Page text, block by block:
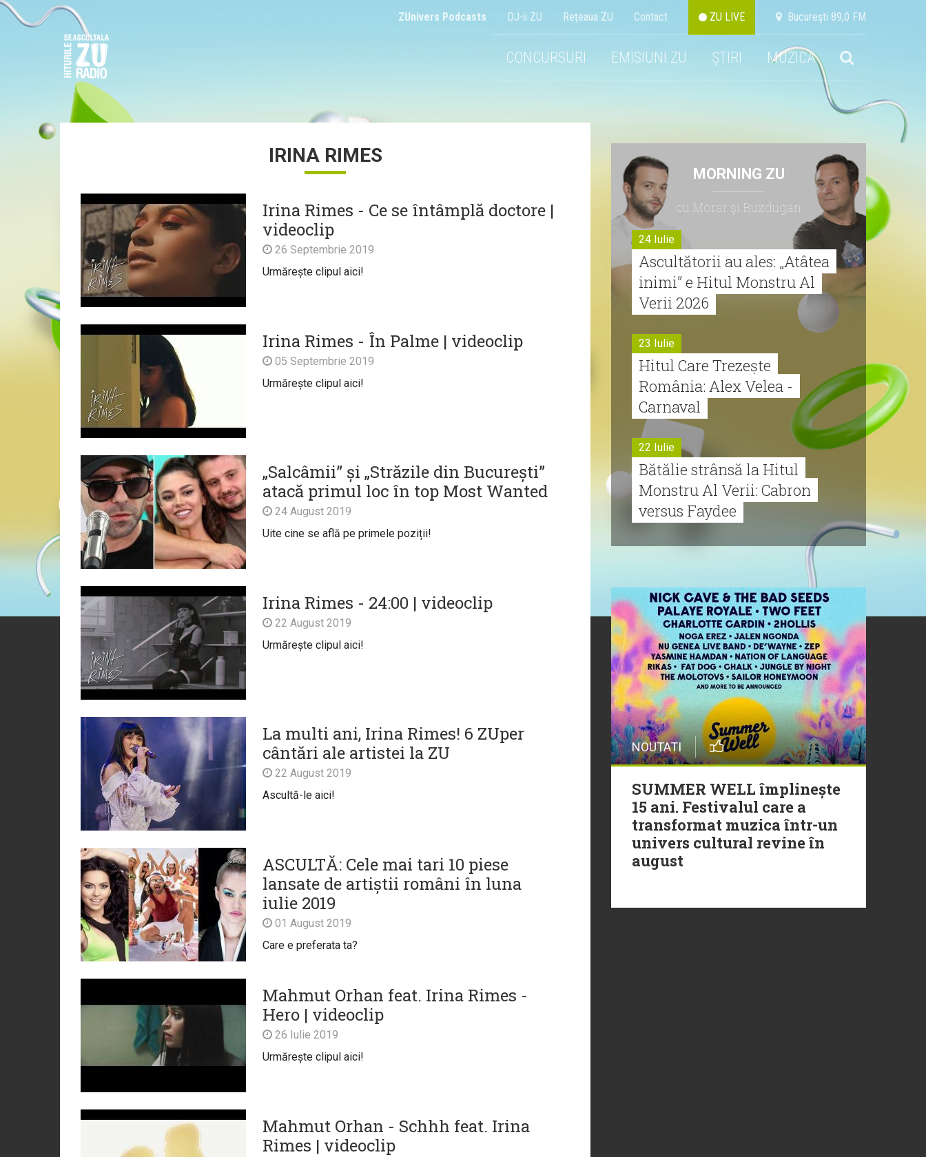
ZUnivers Podcasts DJ-ii ZU Reţeaua ZU Contact ZU LIVE Bucureşti 89,0 FM
CONCURSURI EMISIUNI ZU ȘTIRI MUZICA
IRINA RIMES
Irina Rimes - Ce se întâmplă doctore |
videoclip
26 Septembrie 2019
Urmărește clipul aici!
Irina Rimes - În Palme | videoclip
05 Septembrie 2019
Urmărește clipul aici!
„Salcâmii” și „Străzile din București”
atacă primul loc în top Most Wanted
24 August 2019
Uite cine se află pe primele poziții!
Irina Rimes - 24:00 | videoclip
22 August 2019
Urmărește clipul aici!
La multi ani, Irina Rimes! 6 ZUper
cântări ale artistei la ZU
22 August 2019
Ascultă-le aici!
ASCULTĂ: Cele mai tari 10 piese
lansate de artiștii români în luna
iulie 2019
01 August 2019
Care e preferata ta?
Mahmut Orhan feat. Irina Rimes -
Hero | videoclip
26 Iulie 2019
Urmărește clipul aici!
Mahmut Orhan - Schhh feat. Irina
Rimes | videoclip
MORNING ZU
cu Morar şi Buzdugan
24 Iulie
Ascultătorii au ales: „Atâtea
inimi” e Hitul Monstru Al
Verii 2026
23 Iulie
Hitul Care Trezește
România: Alex Velea -
Carnaval
22 Iulie
Bătălie strânsă la Hitul
Monstru Al Verii: Cabron
versus Faydee
Cabron vine cu Hitul
Monstru al Verii
20 Iulie
Episod nou | Muzica Aia x
DJ Christian Thomson
20 Iulie
Torpedoul lui Morar: Theo
Rose - „Ceai lângă tine”
NOUTATI
SUMMER WELL împlinește
15 ani. Festivalul care a
transformat muzica într-un
univers cultural revine în
august